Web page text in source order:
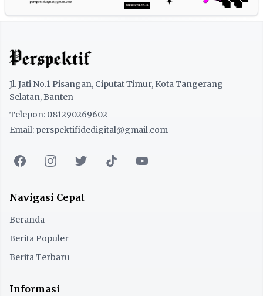
Jl. Jati No.1 Pisangan, Ciputat Timur, Kota Tangerang
Selatan, Banten
Telepon: 081290269602
Email: perspektifidedigital@gmail.com
Navigasi Cepat
Beranda
Berita Populer
Berita Terbaru
Informasi